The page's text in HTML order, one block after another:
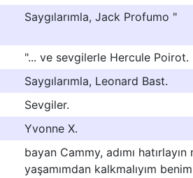
Saygılarımla, Jack Profumo "
"... ve sevgilerle Hercule Poirot.
Saygılarımla, Leonard Bast.
Sevgiler.
Yvonne X.
bayan Cammy, adımı
yaşamımdan kalkmalıyım